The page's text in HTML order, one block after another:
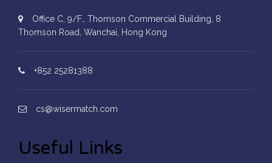
Office C, 9/F., Thomson Commercial Building, 8
Thomson Road, Wanchai, Hong Kong
+852 25281388
cs@wisermatch.com
Useful Links